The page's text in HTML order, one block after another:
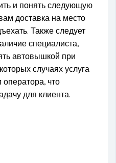
и понять следующую
доставка на место
Также следует
специалиста,
автовышкой при
случаях услуга
оператора, что
для клиента.